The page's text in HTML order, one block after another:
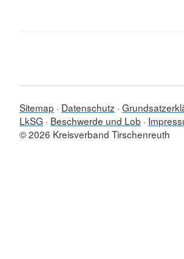
Sitemap Datenschutz
LkSG
Beschwerde und Lob
© 2026 Kreisverband Tirschenreuth